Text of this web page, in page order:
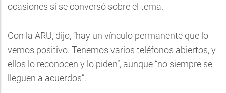
ocasiones sí se conversó sobre el tema.
Con la ARU, dijo, “hay un vínculo permanente que lo
vemos positivo. Tenemos varios teléfonos abiertos, y
ellos lo reconocen y lo piden”, aunque “no siempre se
lleguen a acuerdos”.